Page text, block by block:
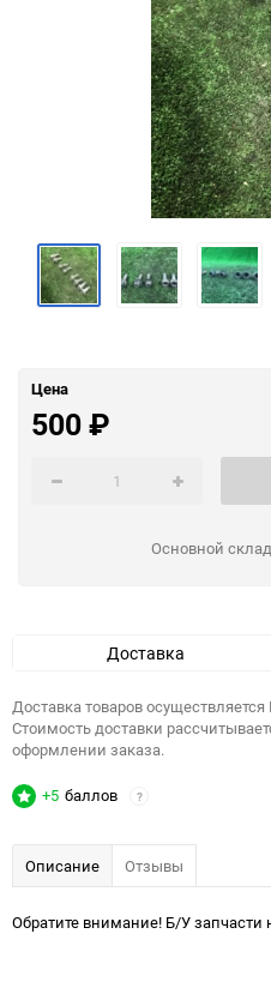
Цена
500₽
Основной склад
Доставка
Доставка товаров
Стоимость доставки
оформлении заказа.
+5 баллов ?
Описание Отзывы
Обратите внимание! Б/У запчасти